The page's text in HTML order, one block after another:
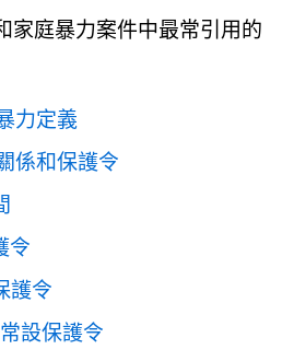
家庭暴力案件中最常引用的
力定義
係和保護令
令
護令
設保護令